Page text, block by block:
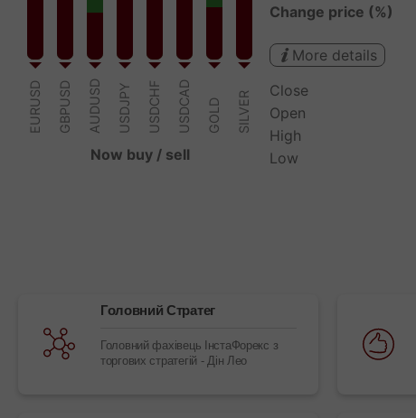
Головний Стратег
Головний фахівець ІнстаФорекс з
торгових стратегій - Дін Лео